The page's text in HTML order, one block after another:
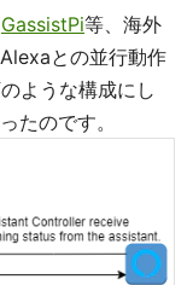
GassistPi等、海外
との並行動作
ような構成にし
たのです。